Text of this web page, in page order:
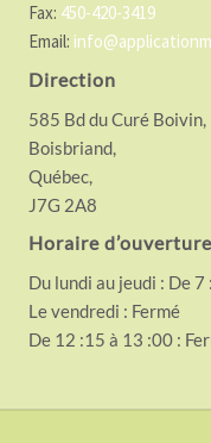
Fax: 450-420-3419
Email:
Direction
585 Bd du Curé Boivin,
Boisbriand,
Québec,
J7G 2A8
Horaire d’ouverture
Du lundi au jeudi : De
Le vendredi : Fermé
De 12 :15 à 13 :00 :